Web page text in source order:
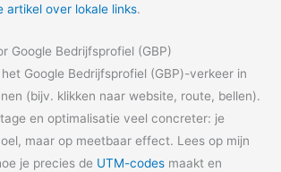
artikel over lokale links.
Google Bedrijfsprofiel (GBP)
het Google Bedrijfsprofiel (GBP)-verkeer in
(bijv. klikken naar website, route, bellen).
en optimalisatie veel concreter: je
maar op meetbaar effect. Lees op mijn
je precies de UTM-codes maakt en